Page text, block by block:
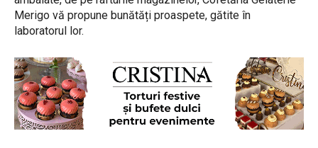
Merigo vă propune bunătăți proaspete, gătite în
laboratorul lor.